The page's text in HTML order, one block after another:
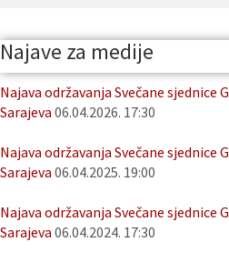
Najave za medije
Najava održavanja Svečane sjednice
Sarajeva 06.04.2026. 17:30
Najava održavanja Svečane sjednice
Sarajeva 06.04.2025. 19:00
Najava održavanja Svečane sjednice
Sarajeva 06.04.2024. 17:30